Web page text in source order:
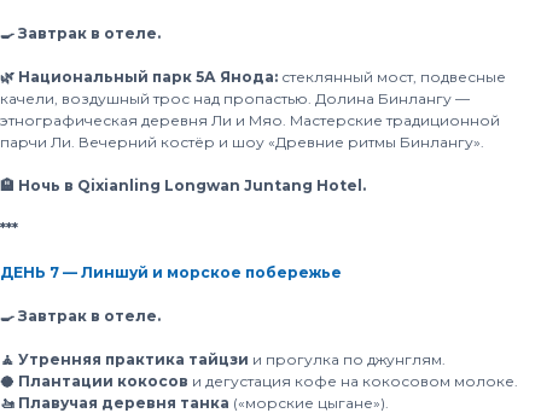
🍳 Завтрак в отеле.
🌿 Национальный парк 5А Янода: стеклянный мост, подвесные
качели, воздушный трос над пропастью. Долина Бинлангу —
этнографическая деревня Ли и Мяо. Мастерские традиционной
парчи Ли. Вечерний костёр и шоу «Древние ритмы Бинлангу».
🏨 Ночь в Qixianling Longwan Juntang Hotel.
***
ДЕНЬ 7 — Линшуй и морское побережье
🍳 Завтрак в отеле.
🧘 Утренняя практика тайцзи и прогулка по джунглям.
🥥 Плантации кокосов и дегустация кофе на кокосовом молоке.
🚤 Плавучая деревня танка («морские цыгане»).